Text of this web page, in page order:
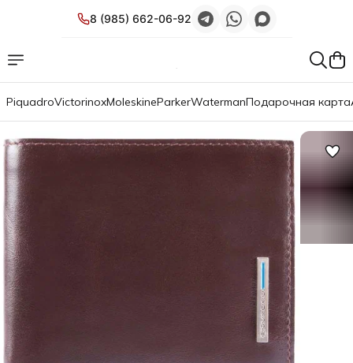
8 (985) 662-06-92
PiquadroVictorinoxMoleskineParkerWatermanПодарочная карта